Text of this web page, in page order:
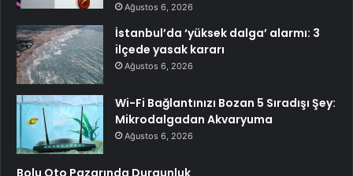
Ağustos 6, 2026
İstanbul’da ‘yüksek dalga’ alarmı: 3
ilçede yasak kararı
Ağustos 6, 2026
Wi-Fi Bağlantınızı Bozan 5 Sıradışı Şey:
Mikrodalgadan Akvaryuma
Ağustos 6, 2026
Bolu Oto Pazarında Durgunluk